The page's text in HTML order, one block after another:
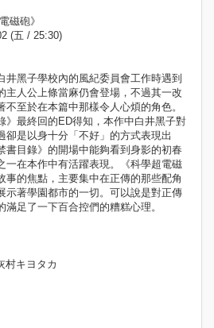
磁砲》
(五 / 25:30)
井黑子學校內的風紀委員會工作時遇到
主人公上條當麻仍會登場，不過其一改
至於在本篇中那樣令人心煩的角色。
》最終回的ED得知，本作中白井黑子對
卻是以身十分「不好」的方式表現出
書目錄》的開場中能夠看到身影的初春
一在本作中有活躍表現。《科學超電磁
事的焦點，主要集中在正傳的那些配角
示著學園都市的一切。可以說是對正傳
足了一下百合控們的糟糕心理。
村キヨタカ